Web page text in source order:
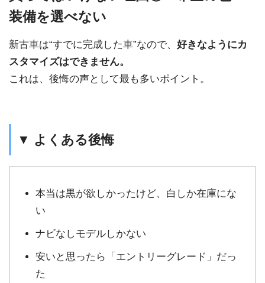
装備を選べない
新古車は“すでに完成した車”なので、 好きなようにカ
スタマイズはできません。
これは、後悔の声として最も多いポイント。
▼ よくある後悔
本当は黒が欲しかったけど、白しか在庫にな
い
ナビなしモデルしかない
安いと思ったら「エントリーグレード」だっ
た